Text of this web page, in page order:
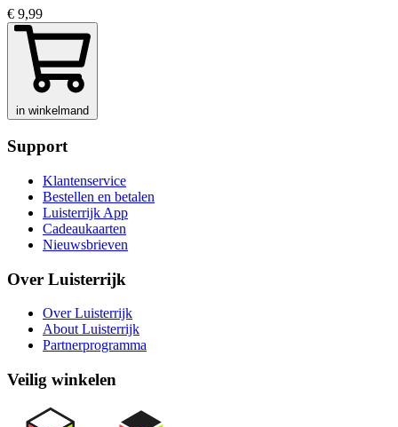
€ 9,99
in winkelmand
Support
Klantenservice
Bestellen en betalen
Luisterrijk App
Cadeaukaarten
Nieuwsbrieven
Over Luisterrijk
Over Luisterrijk
About Luisterrijk
Partnerprogramma
Veilig winkelen